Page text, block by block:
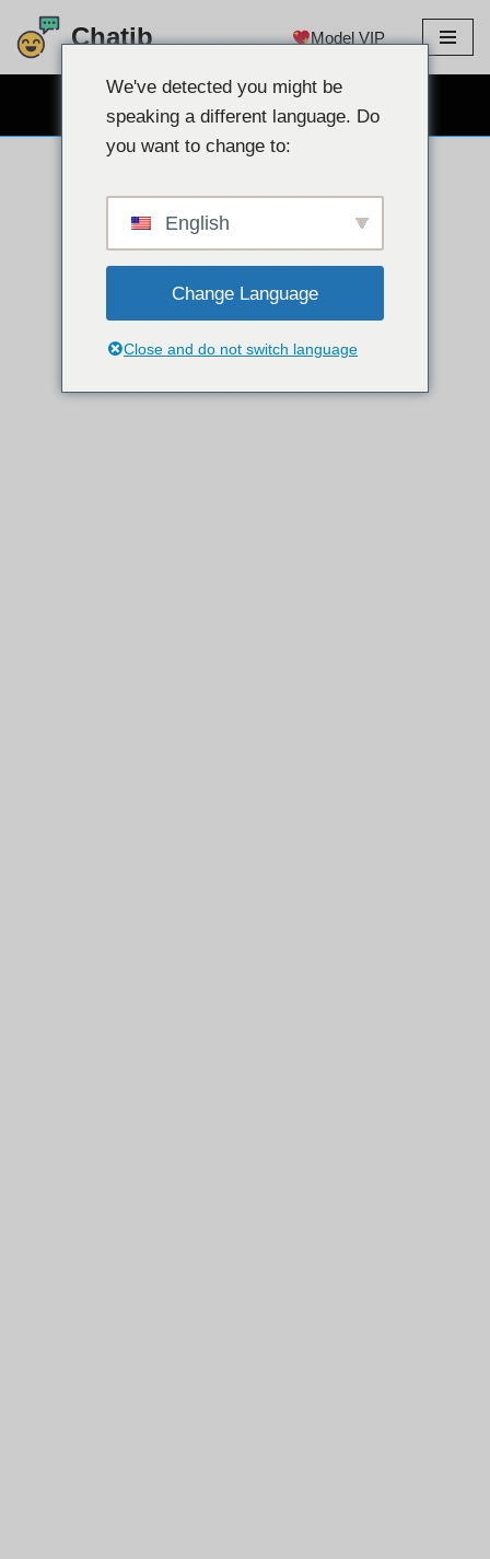
Langkau
Chatib Model VIP
We've detected you might be
speaking a different language. Do
you want to change to:
English
Change Language
Close and do not switch language